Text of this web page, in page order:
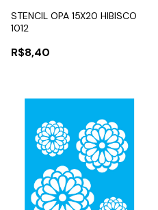
STENCIL OPA 15X20 HIBISCO
1012
R$8,40